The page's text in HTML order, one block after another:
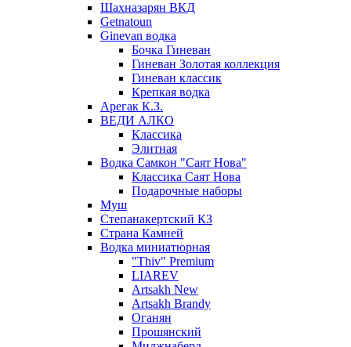
Шахназарян ВКД
Getnatoun
Ginevan водка
Бочка Гиневан
Гиневан Золотая коллекция
Гиневан классик
Крепкая водка
Арегак К.З.
ВЕДИ АЛКО
Классика
Элитная
Водка Самкон "Саят Нова"
Классика Саят Нова
Подарочные наборы
Муш
Степанакертский КЗ
Страна Камней
Водка миниатюрная
"Thiv" Premium
LIAREV
Artsakh New
Artsakh Brandy
Оганян
Прошянский